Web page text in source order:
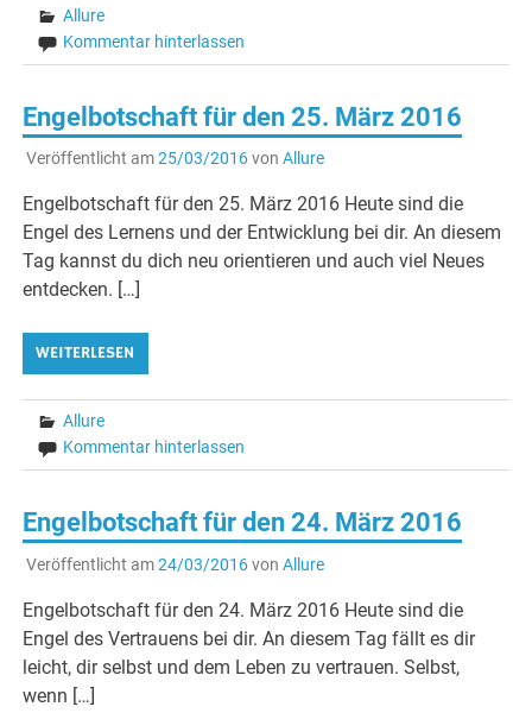
Allure
Kommentar hinterlassen
Engelbotschaft für den 25. März 2016
Veröffentlicht am25/03/2016von Allure
Engelbotschaft für den 25. März 2016 Heute sind die
Engel des Lernens und der Entwicklung bei dir. An diesem
Tag kannst du dich neu orientieren und auch viel Neues
entdecken. […]
WEITERLESEN
Allure
Kommentar hinterlassen
Engelbotschaft für den 24. März 2016
Veröffentlicht am24/03/2016von Allure
Engelbotschaft für den 24. März 2016 Heute sind die
Engel des Vertrauens bei dir. An diesem Tag fällt es dir
leicht, dir selbst und dem Leben zu vertrauen. Selbst,
wenn […]